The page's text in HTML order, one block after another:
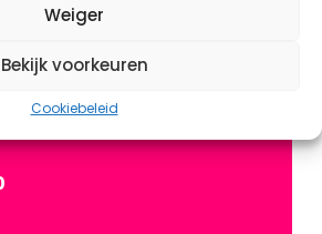
Weiger
Bekijk voorkeuren
Cookiebeleid
Binnen 2 werkdagen
te bespreken. Je mag ons
bellen!